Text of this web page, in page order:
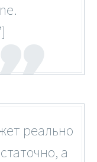
реально
а